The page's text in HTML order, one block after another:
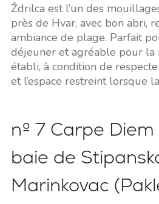
Ždrilca est l’un des
près de Hvar, avec bon abri,
ambiance de plage. Parfait
déjeuner et agréable pour la
établi, à condition de
et l’espace restreint lorsque
nº 7 Carpe
baie de
Marinkovac